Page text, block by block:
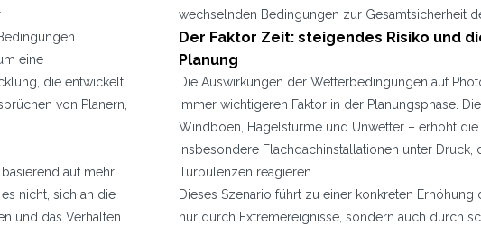
eine
die entwickelt
von Planern,
auf mehr
nicht, sich an die
und das Verhalten
wechselnden Bedingungen zur Gesamtsicherheit
Der Faktor Zeit: steigendes Risiko und
Planung
Die Auswirkungen der Wetterbedingungen auf
immer wichtigeren Faktor in der Planungsphase.
Windböen, Hagelstürme und Unwetter – erhöht
insbesondere Flachdachinstallationen unter
Turbulenzen reagieren.
Dieses Szenario führt zu einer konkreten
nur durch Extremereignisse, sondern auch durch